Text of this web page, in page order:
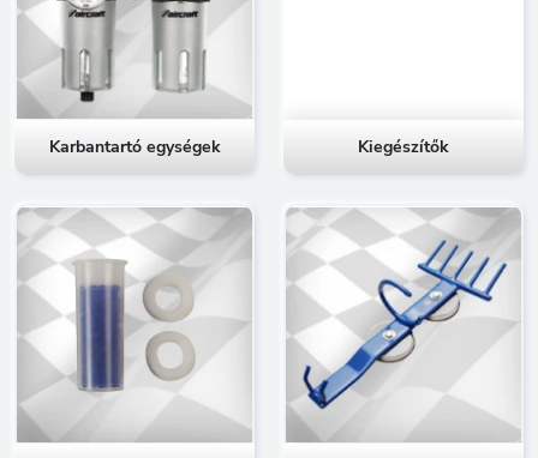
Karbantartó egységek Kiegészítők